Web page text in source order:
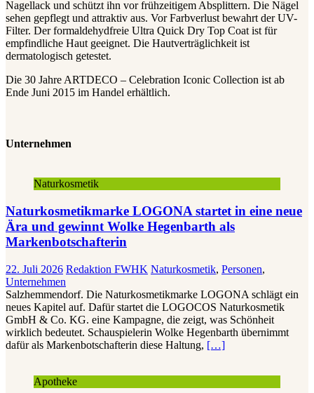
Nagellack und schützt ihn vor frühzeitigem Absplittern. Die Nägel
sehen gepflegt und attraktiv aus. Vor Farbverlust bewahrt der UV-
Filter. Der formaldehydfreie Ultra Quick Dry Top Coat ist für
empfindliche Haut geeignet. Die Hautverträglichkeit ist
dermatologisch getestet.
Die 30 Jahre ARTDECO – Celebration Iconic Collection ist ab
Ende Juni 2015 im Handel erhältlich.
Unternehmen
Naturkosmetik
Naturkosmetikmarke LOGONA startet in eine neue
Ära und gewinnt Wolke Hegenbarth als
Markenbotschafterin
22. Juli 2026 Redaktion FWHK Naturkosmetik, Personen,
Unternehmen
Salzhemmendorf. Die Naturkosmetikmarke LOGONA schlägt ein
neues Kapitel auf. Dafür startet die LOGOCOS Naturkosmetik
GmbH & Co. KG. eine Kampagne, die zeigt, was Schönheit
wirklich bedeutet. Schauspielerin Wolke Hegenbarth übernimmt
dafür als Markenbotschafterin diese Haltung, […]
Apotheke